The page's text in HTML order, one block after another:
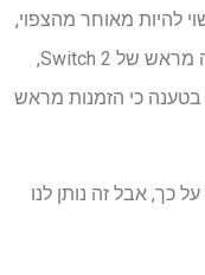
להיות מאוחר מהצפוי,
אך אז בסט ביי חשפה את תאריך ההזמנה מראש של Switch 2,
יחד עם טום הנדרסון מ- Insider Gaming בטענה כי הזמנות מראש
כך, אבל זה נותן לנו